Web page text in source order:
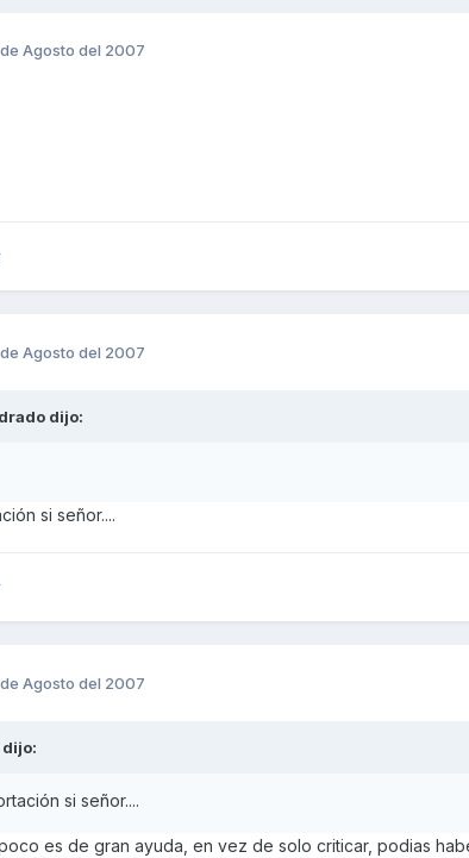
Agosto del 2007
Agosto del 2007
dijo:
si señor....
Agosto del 2007
si señor....
es de gran ayuda, en vez de solo criticar, podias